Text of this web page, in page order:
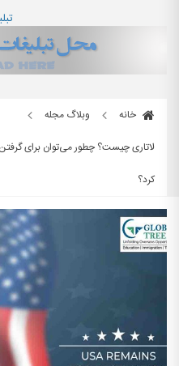
خانه
وبلاگ مجله
کرد؟